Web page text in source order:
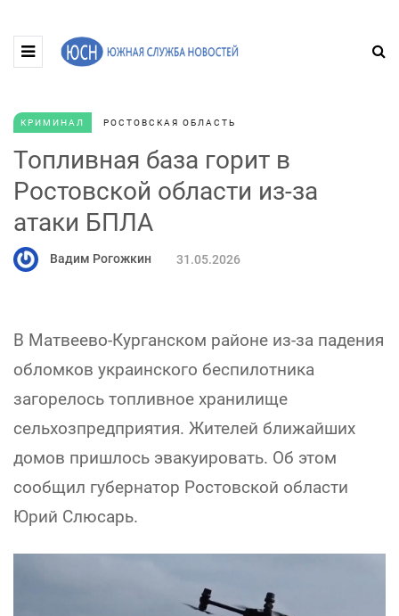
КРИМИНАЛ РОСТОВСКАЯ ОБЛАСТЬ
Топливная база горит в
Ростовской области из-за
атаки БПЛА
Вадим Рогожкин 31.05.2026
В Матвеево-Курганском районе из-за падения
обломков украинского беспилотника
загорелось топливное хранилище
сельхозпредприятия. Жителей ближайших
домов пришлось эвакуировать. Об этом
сообщил губернатор Ростовской области
Юрий Слюсарь.